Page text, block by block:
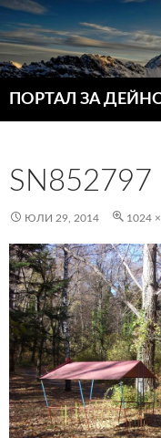
ПОРТАЛ ЗА
SN852797
ЮЛИ 29, 2014 1024